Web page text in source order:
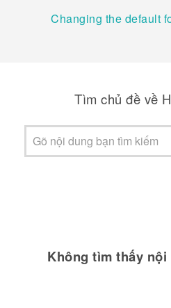
Changing the default
Tìm chủ đề về
Không tìm thấy